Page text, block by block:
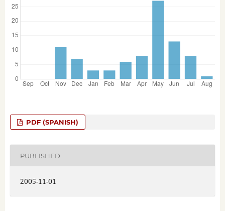
PDF (SPANISH)
PUBLISHED
2005-11-01